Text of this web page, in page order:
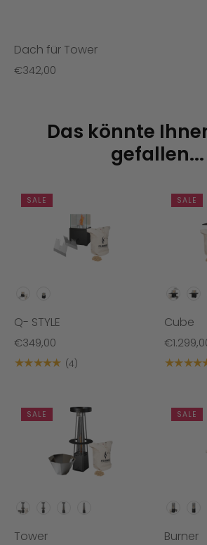
Dach für Tower
€342,00
Das könnte
gefallen...
SALE
VARIANTEN
Q- STYLE
€349,00
★★★★★ (4)
SALE
Cube
SALE
VARIANTEN
Tower
SALE
Burner